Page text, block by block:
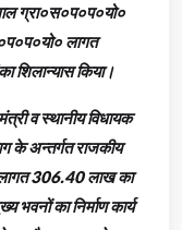
ग्रा०स०प०प०यो०
लागत
शिलान्यास किया।
व स्थानीय विधायक
के अन्तर्गत राजकीय
लागत 306.40 लाख का
भवनों का निर्माण कार्य